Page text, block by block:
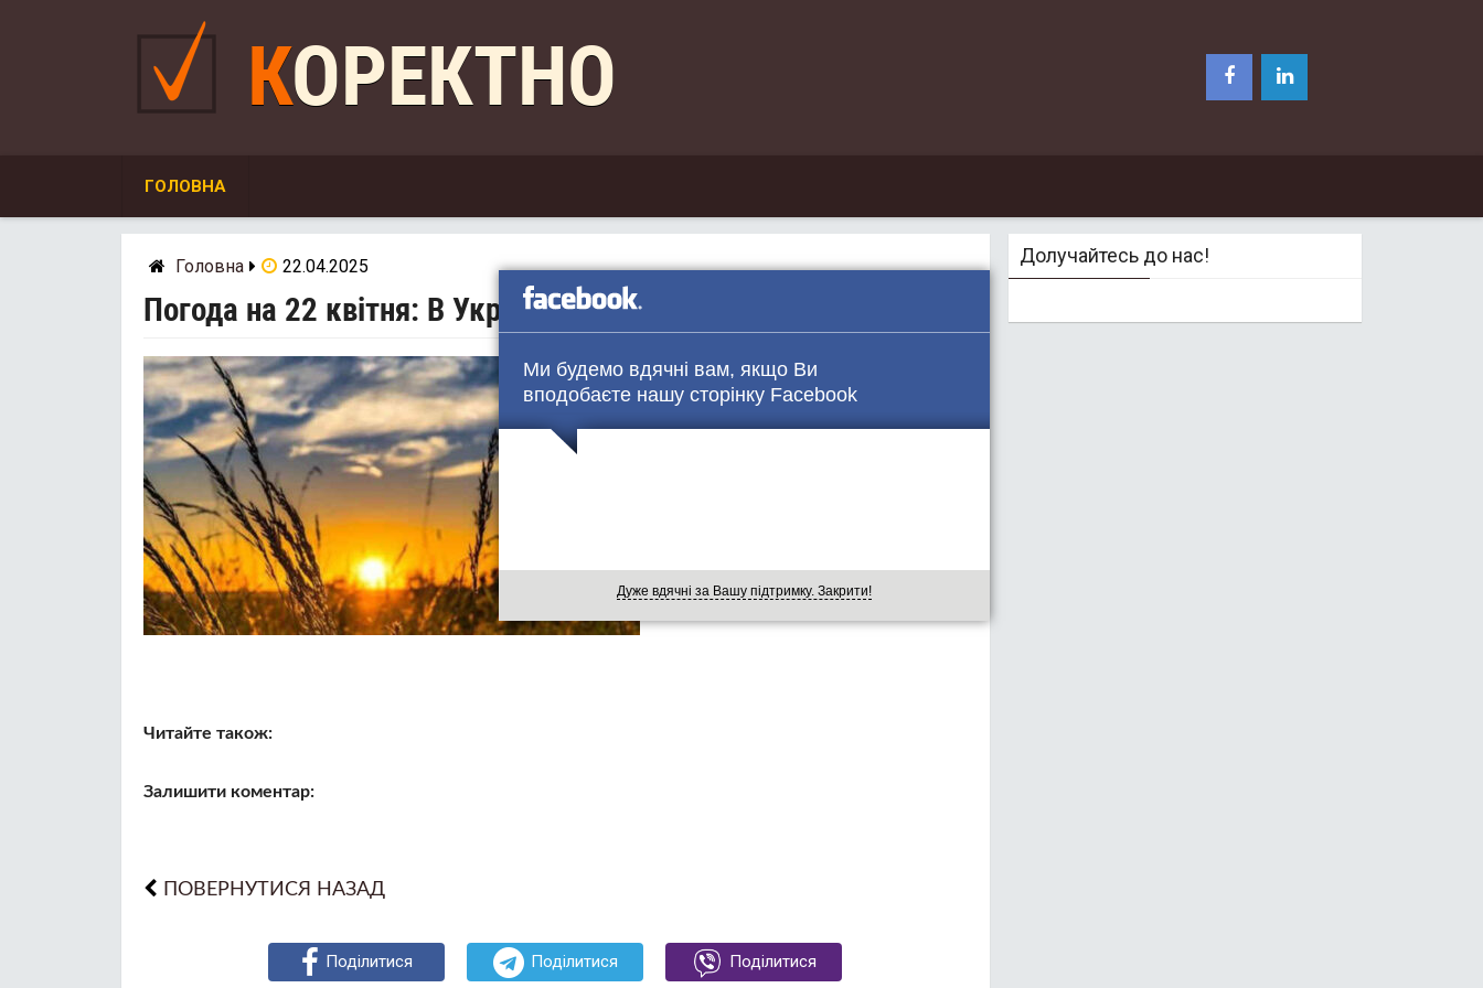
Ми будемо вдячні вам, якщо Ви
вподобаєте нашу сторінку Facebook
Дуже вдячні за Вашу підтримку. Закрити!
КОРЕКТНО
ГОЛОВНА
Головна 22.04.2025
Погода на 22 квітня: В Україні мінлива хмарність
Читайте також:
Залишити коментар:
ПОВЕРНУТИСЯ НАЗАД
Поділитися Поділитися Поділитися
Долучайтесь до нас!